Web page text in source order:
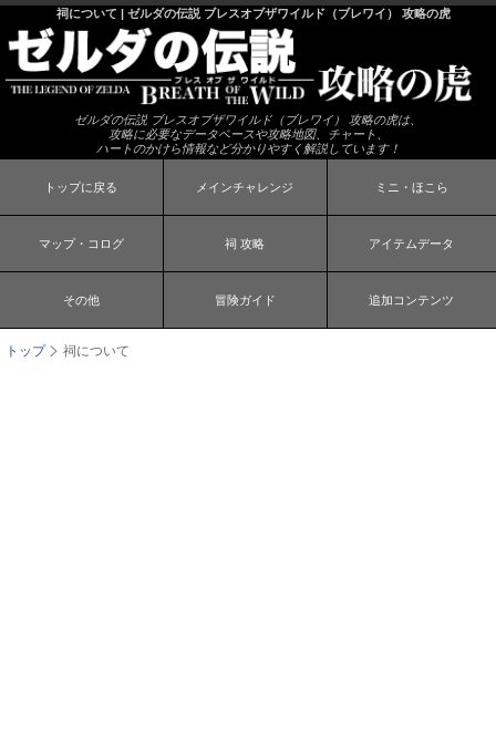
祠について | ゼルダの伝説 ブレスオブザワイルド（ブレワイ） 攻略の虎
ゼルダの伝説 ブレスオブザワイルド（ブレワイ） 攻略の虎は、
攻略に必要なデータベースや攻略地図、チャート、
ハートのかけら情報など分かりやすく解説しています！
トップに戻る メインチャレンジ ミニ・ほこら
マップ・コログ 祠 攻略 アイテムデータ
その他 冒険ガイド 追加コンテンツ
トップ 祠について